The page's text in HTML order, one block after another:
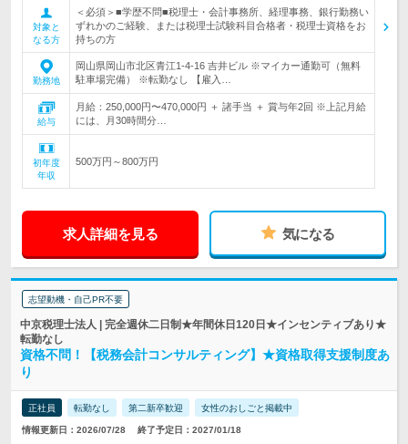
対象と
なる方
＜必須＞■学歴不問■税理士・会計事務所、経理事務、銀行勤務い
ずれかのご経験、または税理士試験科目合格者・税理士資格をお
持ちの方
勤務地
岡山県岡山市北区青江1-4-16 吉井ビル ※マイカー通勤可（無料
駐車場完備） ※転勤なし 【雇入…
給与
月給：250,000円〜470,000円 ＋ 諸手当 ＋ 賞与年2回 ※上記月給
には、月30時間分…
初年度
年収
500万円～800万円
求人詳細を見る 気になる
志望動機・自己PR不要
中京税理士法人 | 完全週休二日制★年間休日120日★インセンティブあり★
転勤なし
資格不問！【税務会計コンサルティング】★資格取得支援制度あ
り
正社員 転勤なし 第二新卒歓迎 女性のおしごと掲載中
情報更新日：2026/07/28 終了予定日：2027/01/18